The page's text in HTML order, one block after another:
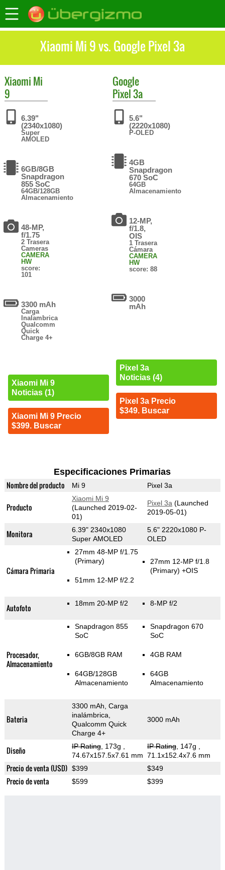
Xiaomi Mi 9 vs. Google Pixel 3a
Xiaomi Mi
9
6.39"
(2340x1080)
Super
AMOLED
6GB/8GB
Snapdragon
855 SoC
64GB/128GB
Almacenamiento
48-MP,
f/1.75
2 Trasera
Cameras
CAMERA
HW
score:
101
3300 mAh
Carga
Inalambrica
Qualcomm
Quick
Charge 4+
Xiaomi Mi 9
Noticias (1)
Xiaomi Mi 9 Precio
$399. Buscar
Google
Pixel 3a
5.6"
(2220x1080)
P-OLED
4GB
Snapdragon
670 SoC
64GB
Almacenamiento
12-MP,
f/1.8,
OIS
1 Trasera
Cámara
CAMERA
HW
score: 88
3000
mAh
Pixel 3a
Noticias (4)
Pixel 3a Precio
$349. Buscar
Especificaciones Primarias
Nombre del producto Mi 9 Pixel 3a
Producto
Xiaomi Mi 9
(Launched 2019-02-
01)
Pixel 3a (Launched
2019-05-01)
Monitora
6.39" 2340x1080
Super AMOLED
5.6" 2220x1080 P-
OLED
Cámara Primaria
27mm 48-MP f/1.75
(Primary)
51mm 12-MP f/2.2
27mm 12-MP f/1.8
(Primary) +OIS
Autofoto 18mm 20-MP f/2 8-MP f/2
Procesador,
Almacenamiento
Snapdragon 855
SoC
6GB/8GB RAM
64GB/128GB
Almacenamiento
Snapdragon 670
SoC
4GB RAM
64GB
Almacenamiento
Bateria
3300 mAh, Carga
inalámbrica,
Qualcomm Quick
Charge 4+
3000 mAh
Diseño IP Rating, 173g
74.67x157.5x7.61 mm
IP Rating, 147g
71.1x152.4x7.6 mm
Precio de venta (USD) $399 $349
Precio de venta $599 $399